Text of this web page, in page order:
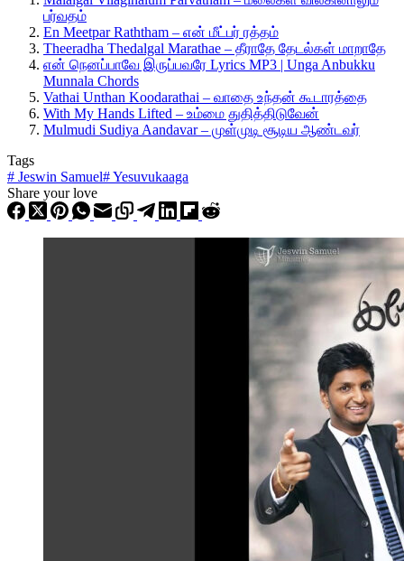
பர்வதம்
En Meetpar Raththam – என் மீட்பர் ரத்தம்
Theeradha Thedalgal Marathae – தீராதே தேடல்கள் மாறாதே
என் நெனப்பாவே இருப்பவரே Lyrics MP3 | Unga Anbukku
Munnala Chords
Vathai Unthan Koodarathai – வாதை உந்தன் கூடாரத்தை
With My Hands Lifted – உம்மை துதித்திடுவேன்
Mulmudi Sudiya Aandavar – முள்முடி சூடிய ஆண்டவர்
Tags
# Jeswin Samuel#Yesuvukaaga
Share your love